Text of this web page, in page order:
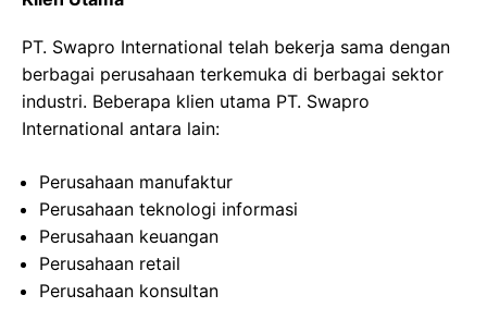
PT. Swapro International telah bekerja sama dengan
berbagai perusahaan terkemuka di berbagai sektor
industri. Beberapa klien utama PT. Swapro
International antara lain:
Perusahaan manufaktur
Perusahaan teknologi informasi
Perusahaan keuangan
Perusahaan retail
Perusahaan konsultan